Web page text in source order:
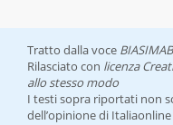
Tratto dalla voce
Rilasciato con licenza
allo stesso modo
I testi sopra riportati non
dell’opinione di Italiaonline